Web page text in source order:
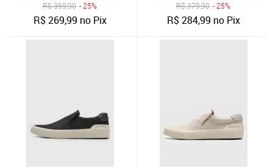
R$359,90 - 25%
R$269,99 no Pix
R$379,90 - 25%
R$284,99 no Pix